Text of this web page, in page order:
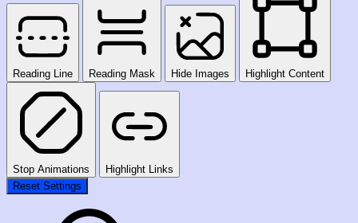
Reading Line Reading Mask Hide Images Highlight Content
Stop Animations
Highlight Links
Reset Settings